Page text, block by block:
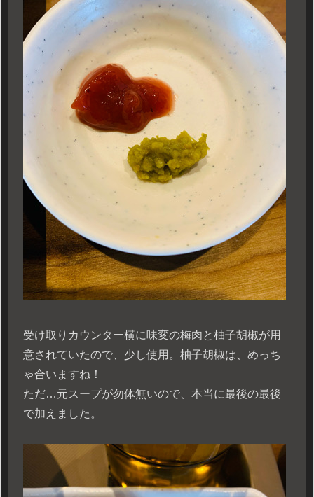
受け取りカウンター横に味変の梅肉と柚子胡椒が用
意されていたので、少し使用。柚子胡椒は、めっち
ゃ合いますね！
ただ…元スープが勿体無いので、本当に最後の最後
で加えました。